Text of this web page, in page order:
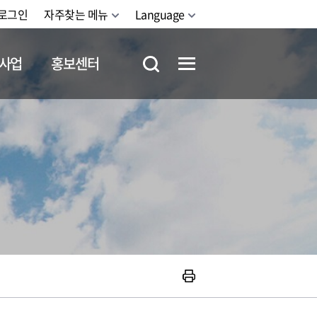
그인 자주찾는 메뉴 Language
업 홍보센터